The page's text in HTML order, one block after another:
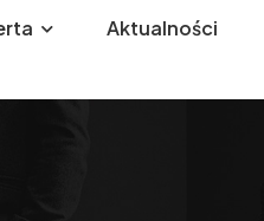
Aktualności